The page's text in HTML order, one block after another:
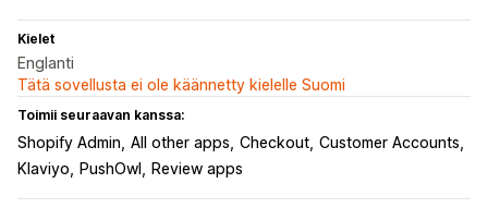
Kielet
Englanti
Tätä sovellusta ei ole käännetty kielelle Suomi
Toimii seuraavan kanssa:
Shopify Admin All other apps Checkout Customer Accounts
Klaviyo
PushOwl Review apps